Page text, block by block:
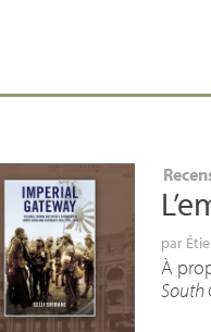
par
À
South